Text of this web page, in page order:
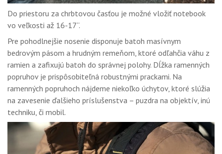
Do priestoru za chrbtovou časťou je možné vložiť notebook
vo veľkosti až 16-17“.
Pre pohodlnejšie nosenie disponuje batoh masívnym
bedrovým pásom a hrudným remeňom, ktoré odľahčia váhu z
ramien a zafixujú batoh do správnej polohy. Dĺžka ramenných
popruhov je prispôsobiteľná robustnými prackami. Na
ramenných popruhoch nájdeme niekoľko úchytov, ktoré slúžia
na zavesenie ďalšieho príslušenstva – puzdra na objektív, inú
techniku, či mobil.